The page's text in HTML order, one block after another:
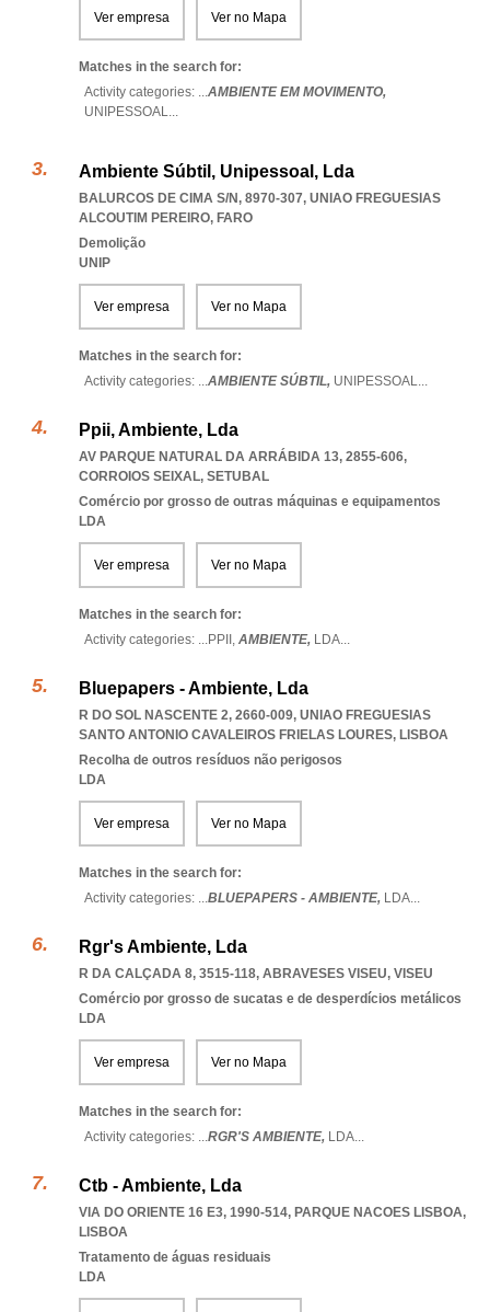
Ver empresa Ver no Mapa
Matches in the search for:
Activity categories: ...AMBIENTE EM MOVIMENTO,
UNIPESSOAL...
Ambiente Súbtil, Unipessoal, Lda
BALURCOS DE CIMA S/N, 8970-307, UNIAO FREGUESIAS
ALCOUTIM PEREIRO, FARO
Demolição
UNIP
Ver empresa Ver no Mapa
Matches in the search for:
Activity categories: ...AMBIENTE SÚBTIL, UNIPESSOAL...
Ppii, Ambiente, Lda
AV PARQUE NATURAL DA ARRÁBIDA 13, 2855-606,
CORROIOS SEIXAL, SETUBAL
Comércio por grosso de outras máquinas e equipamentos
LDA
Ver empresa Ver no Mapa
Matches in the search for:
Activity categories: ...PPII, AMBIENTE, LDA...
Bluepapers - Ambiente, Lda
R DO SOL NASCENTE 2, 2660-009, UNIAO FREGUESIAS
SANTO ANTONIO CAVALEIROS FRIELAS LOURES, LISBOA
Recolha de outros resíduos não perigosos
LDA
Ver empresa Ver no Mapa
Matches in the search for:
Activity categories: ...BLUEPAPERS - AMBIENTE, LDA...
Rgr's Ambiente, Lda
R DA CALÇADA 8, 3515-118, ABRAVESES VISEU, VISEU
Comércio por grosso de sucatas e de desperdícios metálicos
LDA
Ver empresa Ver no Mapa
Matches in the search for:
Activity categories: ...RGR'S AMBIENTE, LDA...
Ctb - Ambiente, Lda
VIA DO ORIENTE 16 E3, 1990-514, PARQUE NACOES LISBOA,
LISBOA
Tratamento de águas residuais
LDA